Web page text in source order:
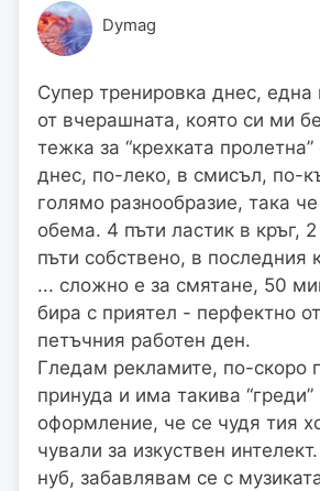
Dymag
Супер тренировка днес, една
от вчерашната, която си ми
тежка за “крехката
днес, по-леко, в смисъл, по-
голямо разнообразие, така
обема. 4 пъти ластик в кръг,
пъти собствено, в последния
... сложно е за смятане, 50
бира с приятел - перфектно
петъчния работен ден.
Гледам рекламите, по-скоро
принуда и има такива
оформление, че се чудя тия
чували за изкуствен
нуб, забавлявам се с